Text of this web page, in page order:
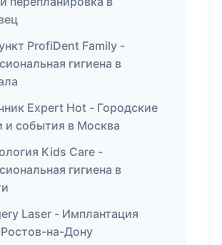
ProfiDent Family -
гигиена в
Expert Hot - Городские
и события в Москва
Kids Care -
гигиена в
Laser - Имплантация
Ростов-на-Дону